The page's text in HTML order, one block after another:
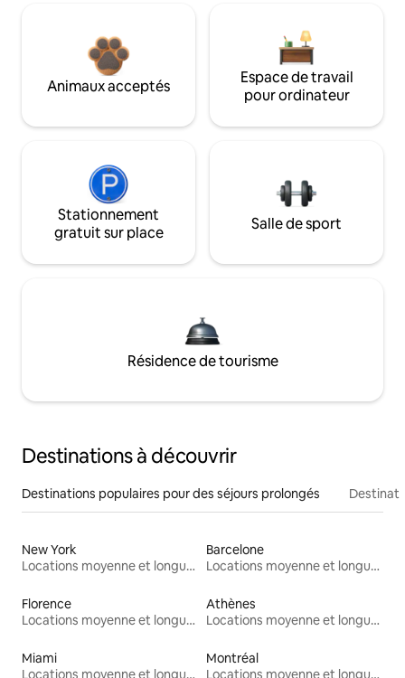
Animaux acceptés
Espace de travail
pour ordinateur
Stationnement
gratuit sur place
Salle de sport
Résidence de tourisme
Destinations à découvrir
Destinations populaires pour des séjours prolongés
New York
Locations moyenne et longue durée
Barcelone
Locations moyenne et longue durée
Florence
Locations moyenne et longue durée
Athènes
Locations moyenne et longue durée
Miami
Locations moyenne et longue durée
Montréal
Locations moyenne et longue durée